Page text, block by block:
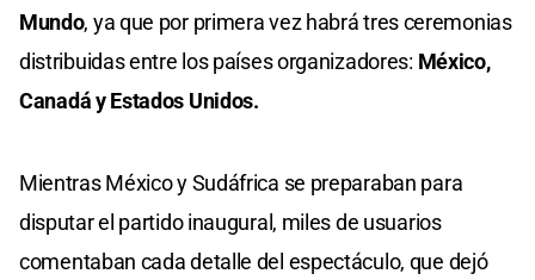
Mundo, ya que por primera vez habrá tres ceremonias
distribuidas entre los países organizadores: México,
Canadá y Estados Unidos.
Mientras México y Sudáfrica se preparaban para
disputar el partido inaugural, miles de usuarios
comentaban cada detalle del espectáculo, que dejó